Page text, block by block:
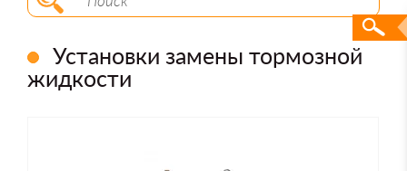
Установки замены тормозной
жидкости